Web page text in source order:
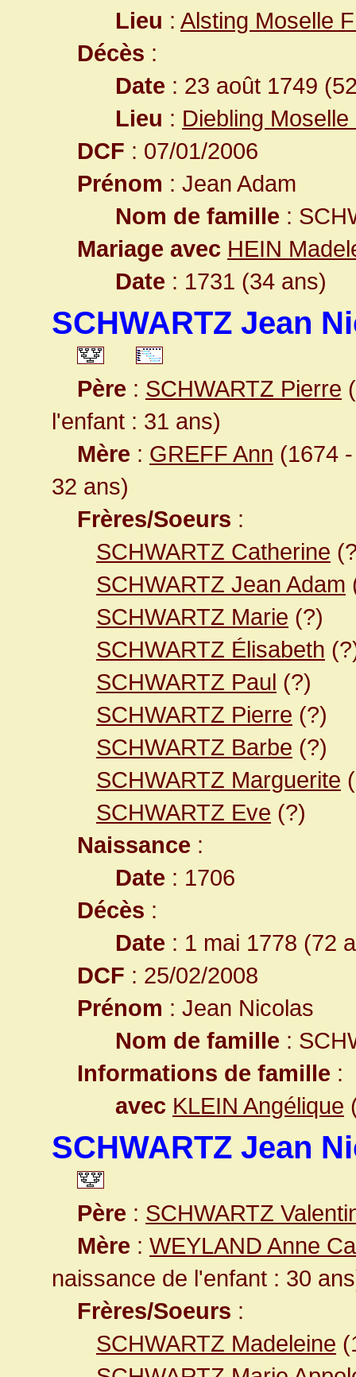
Lieu : Alsting Moselle
Décès :
Date : 23 août 1749
Lieu : Diebling
DCF : 07/01/2006
Prénom : Jean Adam
Nom de famille :
Mariage avec HEIN
Date : 1731 (34 ans)
SCHWARTZ Jean
Père : SCHWARTZ Pierre
l'enfant : 31 ans)
Mère : GREFF Ann (1674
32 ans)
Frères/Soeurs :
SCHWARTZ Catherine
SCHWARTZ Jean Adam
SCHWARTZ Marie (?)
SCHWARTZ Élisabeth
SCHWARTZ Paul (?)
SCHWARTZ Pierre (?)
SCHWARTZ Barbe (?)
SCHWARTZ Marguerite
SCHWARTZ Eve (?)
Naissance :
Date : 1706
Décès :
Date : 1 mai 1778 (72
DCF : 25/02/2008
Prénom : Jean Nicolas
Nom de famille :
Informations de famille :
avec KLEIN Angélique
SCHWARTZ Jean
Père : SCHWARTZ
Mère : WEYLAND Anne
naissance de l'enfant : 30
Frères/Soeurs :
SCHWARTZ Madeleine